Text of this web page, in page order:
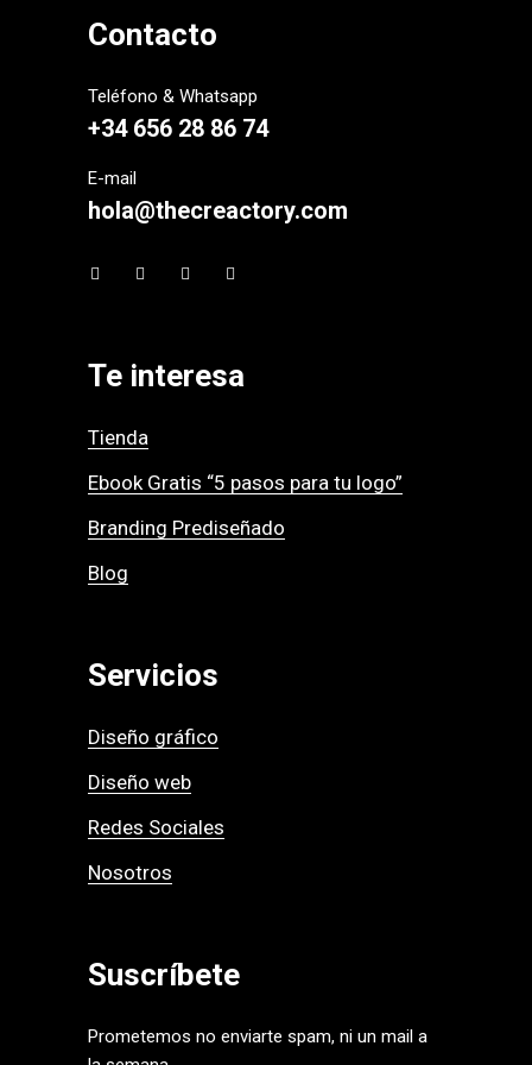
Contacto
Teléfono & Whatsapp
+34 656 28 86 74
E-mail
hola@thecreactory.com
Te interesa
Tienda
Ebook Gratis “5 pasos para tu logo”
Branding Prediseñado
Blog
Servicios
Diseño gráfico
Diseño web
Redes Sociales
Nosotros
Suscríbete
Prometemos no enviarte spam, ni un mail a